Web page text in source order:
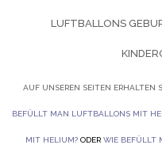
LUFTBALLONS
AUF UNSEREN SEITEN ERHALTEN
BEFÜLLT MAN LUFTBALLONS MIT
MIT HELIUM?ODER WIE BEFÜLLT